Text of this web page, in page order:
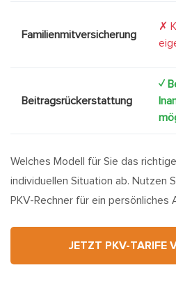
Familienmitversicherung
✗
Beitragsrückerstattung
✓
Welches Modell für Sie das
individuellen Situation ab. Nutzen
PKV-Rechner für ein persönliches
JETZT PKV-TARIFE